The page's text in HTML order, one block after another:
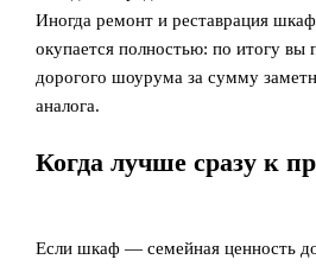
Иногда ремонт и реставрация
окупается полностью: по итогу вы
дорогого шоурума за сумму
аналога.
Когда лучше сразу к
Если шкаф — семейная ценность